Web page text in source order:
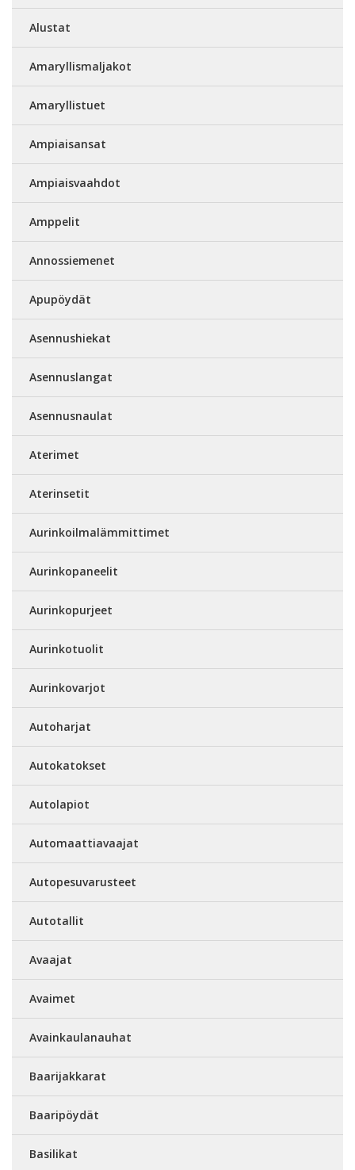
Alustat
Amaryllismaljakot
Amaryllistuet
Ampiaisansat
Ampiaisvaahdot
Amppelit
Annossiemenet
Apupöydät
Asennushiekat
Asennuslangat
Asennusnaulat
Aterimet
Aterinsetit
Aurinkoilmalämmittimet
Aurinkopaneelit
Aurinkopurjeet
Aurinkotuolit
Aurinkovarjot
Autoharjat
Autokatokset
Autolapiot
Automaattiavaajat
Autopesuvarusteet
Autotallit
Avaajat
Avaimet
Avainkaulanauhat
Baarijakkarat
Baaripöydät
Basilikat